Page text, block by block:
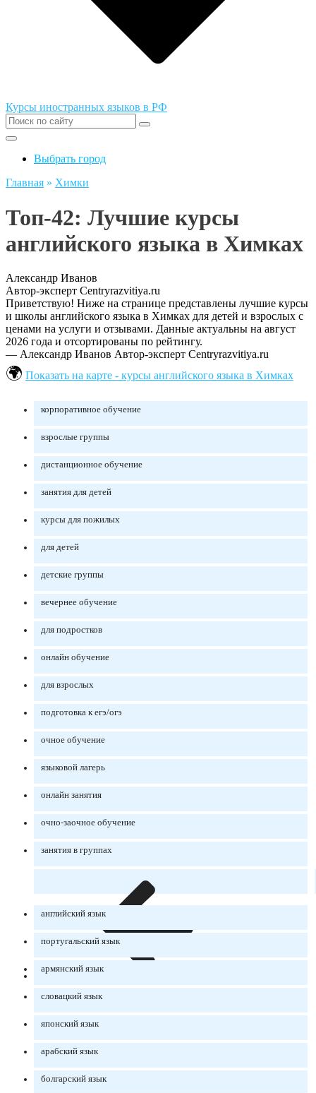
Курсы иностранных языков в РФ
Выбрать город
Главная » Химки
Топ-42: Лучшие курсы
английского языка в Химках
Александр Иванов
Автор-эксперт Centryrazvitiya.ru
Приветствую! Ниже на странице представлены лучшие курсы
и школы английского языка в Химках для детей и взрослых с
ценами на услуги и отзывами. Данные актуальны на август
2026 года и отсортированы по рейтингу.
— Александр Иванов Автор-эксперт Centryrazvitiya.ru
Показать на карте - курсы английского языка в Химках
корпоративное обучение
взрослые группы
дистанционное обучение
занятия для детей
курсы для пожилых
для детей
детские группы
вечернее обучение
для подростков
онлайн обучение
для взрослых
подготовка к егэ/огэ
очное обучение
языковой лагерь
онлайн занятия
очно-заочное обучение
занятия в группах
английский язык
португальский язык
армянский язык
словацкий язык
японский язык
арабский язык
болгарский язык